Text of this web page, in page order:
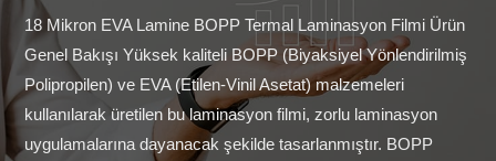
18 Mikron EVA Lamine BOPP Termal Laminasyon Filmi Ürün
Genel Bakışı Yüksek kaliteli BOPP (Biyaksiyel Yönlendirilmiş
Polipropilen) ve EVA (Etilen-Vinil Asetat) malzemeleri
kullanılarak üretilen bu laminasyon filmi, zorlu laminasyon
uygulamalarına dayanacak şekilde tasarlanmıştır. BOPP